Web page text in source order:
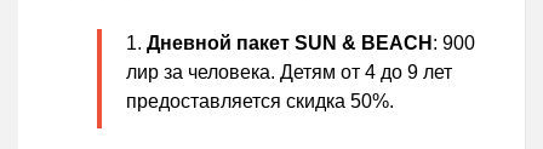
Дневной пакет SUN & BEACH : 900
лир за человека. Детям от 4 до 9 лет
предоставляется скидка 50%.